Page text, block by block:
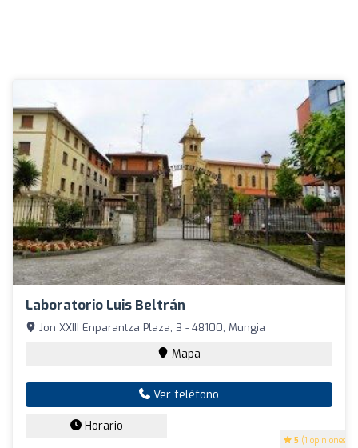
Laboratorio Luis Beltrán
5 (1 opiniones)
Jon XXIII Enparantza Plaza, 3 - 48100, Mungia
Mapa
Ver teléfono
Horario